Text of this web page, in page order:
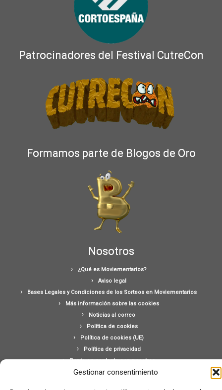
Gestionar consentimiento
Patrocinadores del Festival CutreCon
Formamos parte de Blogos de Oro
Nosotros
¿Qué es Moviementarios?
Aviso legal
Bases Legales y Condiciones de los Sorteos en Moviementarios
Más información sobre las cookies
Noticias al correo
Política de cookies
Política de cookies (UE)
Política de privacidad
Ponte en contacto con nosotros